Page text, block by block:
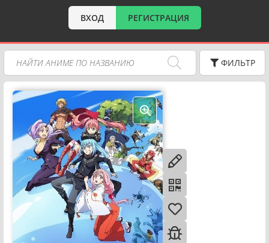
ВХОД РЕГИСТРАЦИЯ
ФИЛЬТР